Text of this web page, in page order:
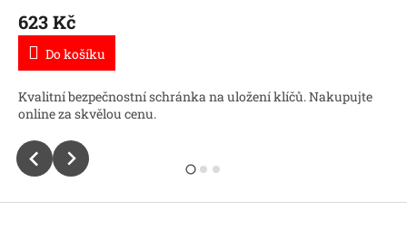
623 Kč
Do košíku
Kvalitní bezpečnostní schránka na uložení klíčů. Nakupujte
online za skvělou cenu.
Z